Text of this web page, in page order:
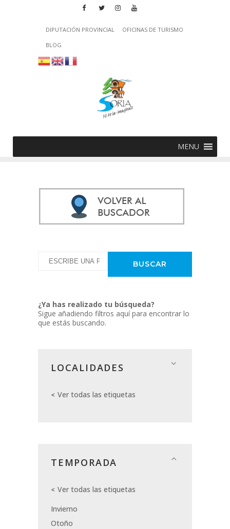
DIPUTACIÓN PROVINCIAL
OFICINAS DE TURISMO
BLOG
MENU
¿Ya has realizado tu búsqueda?
Sigue añadiendo filtros aquí para encontrar lo
que estás buscando.
LOCALIDADES
Ver todas las etiquetas
TEMPORADA
Ver todas las etiquetas
Invierno
Otoño